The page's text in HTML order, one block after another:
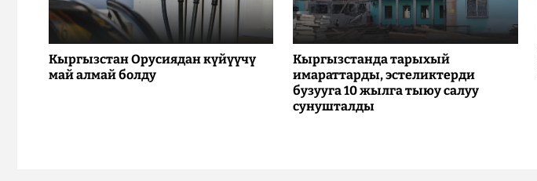
Кыргызстан Орусиядан күйүүчү
май алмай болду
Кыргызстанда тарыхый
имараттарды, эстеликтерди
бузууга 10 жылга тыюу салуу
сунушталды